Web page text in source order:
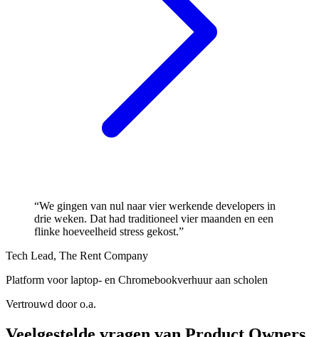
“We gingen van nul naar vier werkende developers in
drie weken. Dat had traditioneel vier maanden en een
flinke hoeveelheid stress gekost.”
Tech Lead, The Rent Company
Platform voor laptop- en Chromebookverhuur aan scholen
Vertrouwd door o.a.